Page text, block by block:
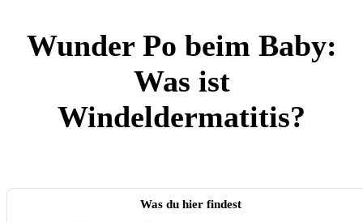
Wunder Po beim Baby:
Was ist
Windeldermatitis?
Was du hier findest